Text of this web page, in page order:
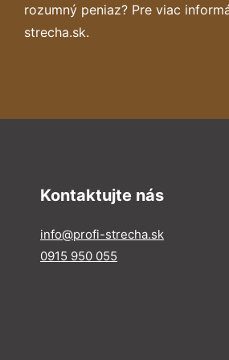
rozumný peniaz? Pre viac
strecha.sk.
Kontaktujte nás
info@profi-strecha.sk
0915 950 055